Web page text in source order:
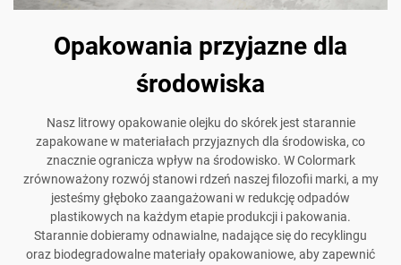
Opakowania przyjazne dla
środowiska
Nasz litrowy opakowanie olejku do skórek jest starannie
zapakowane w materiałach przyjaznych dla środowiska, co
znacznie ogranicza wpływ na środowisko. W Colormark
zrównoważony rozwój stanowi rdzeń naszej filozofii marki, a my
jesteśmy głęboko zaangażowani w redukcję odpadów
plastikowych na każdym etapie produkcji i pakowania.
Starannie dobieramy odnawialne, nadające się do recyklingu
oraz biodegradowalne materiały opakowaniowe, aby zapewnić